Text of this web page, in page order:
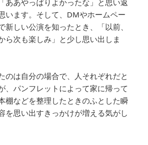
ああやっぱりよかったな」と思い返
います。そして、DMやホームペー
新しい公演を知ったとき、「以前、
ら次も楽しみ」と少し思い出しま
のは自分の場合で、人それぞれだと
、パンフレットによって家に帰って
棚などを整理したときのふとした瞬
を思い出すきっかけが増える気がし